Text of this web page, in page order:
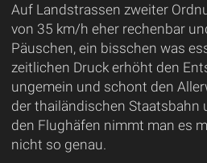
Auf Landstrassen zweiter
von 35 km/h eher rechenbar
Päuschen, ein bisschen was
zeitlichen Druck erhöht den
ungemein und schont den
der thailändischen Staatsbahn
den Flughäfen nimmt man es
nicht so genau.